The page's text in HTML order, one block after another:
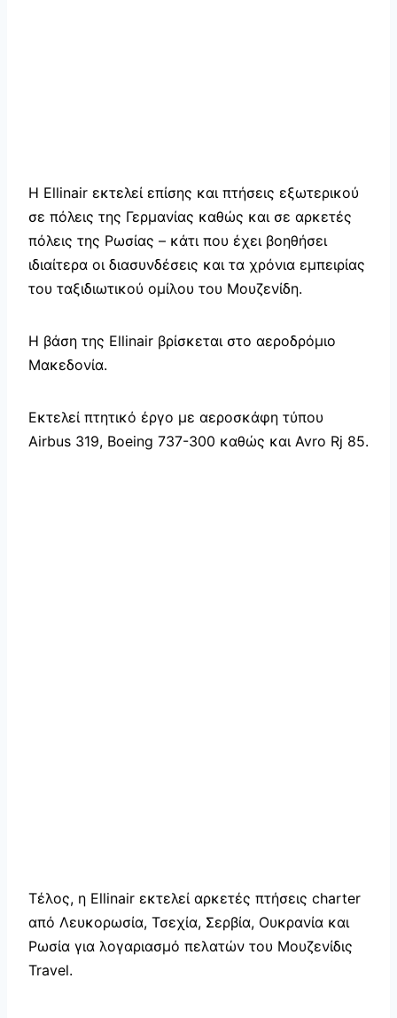
Η Ellinair εκτελεί επίσης και πτήσεις εξωτερικού
σε πόλεις της Γερμανίας καθώς και σε αρκετές
πόλεις της Ρωσίας – κάτι που έχει βοηθήσει
ιδιαίτερα οι διασυνδέσεις και τα χρόνια εμπειρίας
του ταξιδιωτικού ομίλου του Μουζενίδη.
Η βάση της Ellinair βρίσκεται στο αεροδρόμιο
Μακεδονία.
Εκτελεί πτητικό έργο με αεροσκάφη τύπου
Airbus 319, Boeing 737-300 καθώς και Avro Rj 85.
Τέλος, η Ellinair εκτελεί αρκετές πτήσεις charter
από Λευκορωσία, Τσεχία, Σερβία, Ουκρανία και
Ρωσία για λογαριασμό πελατών του Μουζενίδις
Travel.